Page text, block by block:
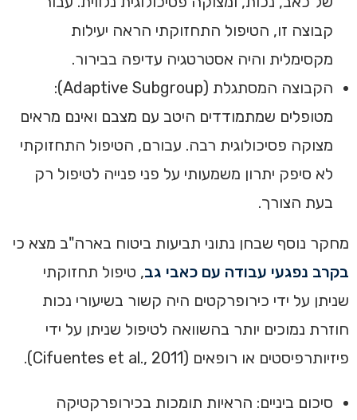
קבוצה זו, הטיפול התחזוקתי הראה יעילות
מקסימלית והיה אסטרטגיה עדיפה בבירור.
הקבוצה המסתגלת (Adaptive Subgroup):
מטופלים שמתמודדים היטב עם מצבם ואינם מראים
מצוקה פסיכולוגית רבה. עבורם, הטיפול התחזוקתי
לא סיפק יתרון משמעותי על פני פנייה לטיפול רק
בעת הצורך.
מחקר נוסף שבחן נתוני תביעות ביטוח בארה"ב מצא כי
בקרב נפגעי עבודה עם כאבי גב, טיפול תחזוקתי
שניתן על ידי כירופרקטים היה קשור בשיעורי נכות
חוזרת נמוכים יותר בהשוואה לטיפול שניתן על ידי
פיזיותרפיסטים או רופאים (Cifuentes et al., 2011).
סיכום ביניים: הראיות תומכות בכירופרקטיקה